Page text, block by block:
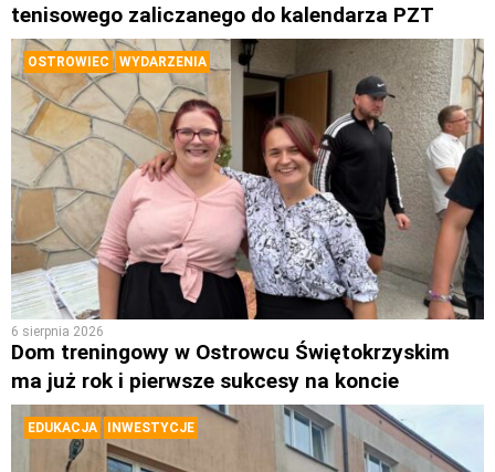
tenisowego zaliczanego do kalendarza PZT
OSTROWIEC WYDARZENIA
6 sierpnia 2026
Dom treningowy w Ostrowcu Świętokrzyskim
ma już rok i pierwsze sukcesy na koncie
EDUKACJA INWESTYCJE